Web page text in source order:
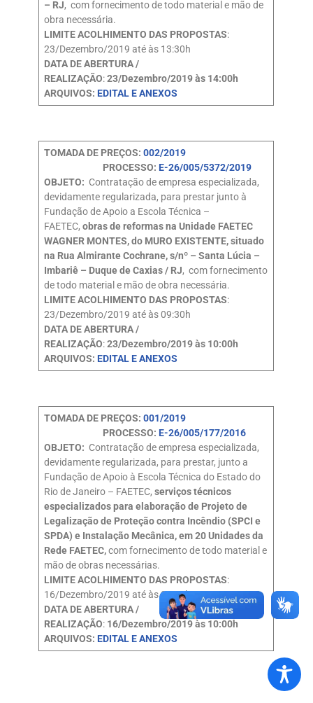
– RJ, com fornecimento de todo material e mão de
obra necessária.
LIMITE ACOLHIMENTO DAS PROPOSTAS:
23/Dezembro/2019 até às 13:30h
DATA DE ABERTURA /
REALIZAÇÃO:23/Dezembro/2019 às 14:00h
ARQUIVOS: EDITAL E ANEXOS
TOMADA DE PREÇOS: 002/2019
PROCESSO: E-26/005/5372/2019
OBJETO: Contratação de empresa especializada,
devidamente regularizada, para prestar junto à
Fundação de Apoio a Escola Técnica –
FAETEC, obras de reformas na Unidade FAETEC
WAGNER MONTES, do MURO EXISTENTE, situado
na Rua Almirante Cochrane, s/nº – Santa Lúcia –
Imbariê – Duque de Caxias / RJ, com fornecimento
de todo material e mão de obra necessária.
LIMITE ACOLHIMENTO DAS PROPOSTAS:
23/Dezembro/2019 até às 09:30h
DATA DE ABERTURA /
REALIZAÇÃO:23/Dezembro/2019 às 10:00h
ARQUIVOS: EDITAL E ANEXOS
TOMADA DE PREÇOS: 001/2019
PROCESSO: E-26/005/177/2016
OBJETO: Contratação de empresa especializada,
devidamente regularizada, para prestar, junto a
Fundação de Apoio à Escola Técnica do Estado do
Rio de Janeiro – FAETEC, serviços técnicos
especializados para elaboração de Projeto de
Legalização de Proteção contra Incêndio (SPCI e
SPDA) e Instalação Mecânica, em 20 Unidades da
Rede FAETEC,com fornecimento de todo material e
mão de obras necessárias.
LIMITE ACOLHIMENTO DAS PROPOSTAS:
16/Dezembro/2019 até às 09:30h
DATA DE ABERTURA /
REALIZAÇÃO: 16/Dezembro/2019 às 10:00h
ARQUIVOS: EDITAL E ANEXOS